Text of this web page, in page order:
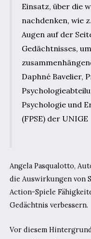
Einsatz, über die
nachdenken, wie
Augen auf der
Gedächtnisses,
Daphné Bavelier,
Psychologie und
(FPSE) der UNIGE
Angela Pasqualotto,
die Auswirkungen von
Action-Spiele
Gedächtnis verbessern.
Vor diesem